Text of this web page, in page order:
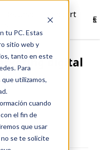
tu PC. Estas
sitio web y
tanto en este
Para
utilizamos,
cuando
el fin de
que usar
no se te solicite
Soport
e
Es
digital
10
POST